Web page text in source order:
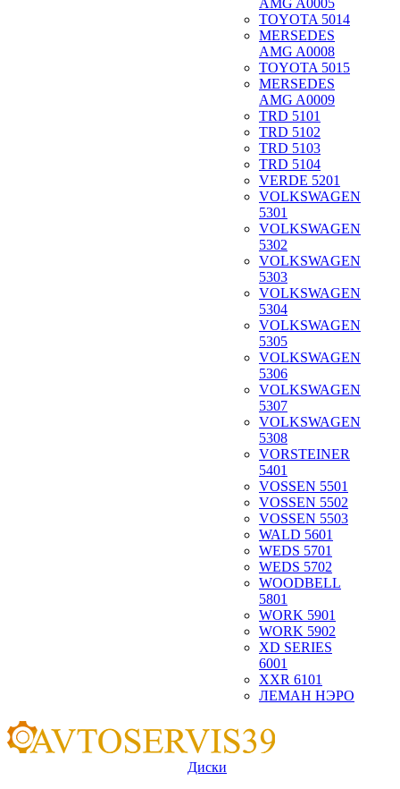
AMG A0005
TOYOTA 5014
MERSEDES
AMG A0008
TOYOTA 5015
MERSEDES
AMG A0009
TRD 5101
TRD 5102
TRD 5103
TRD 5104
VERDE 5201
VOLKSWAGEN
5301
VOLKSWAGEN
5302
VOLKSWAGEN
5303
VOLKSWAGEN
5304
VOLKSWAGEN
5305
VOLKSWAGEN
5306
VOLKSWAGEN
5307
VOLKSWAGEN
5308
VORSTEINER
5401
VOSSEN 5501
VOSSEN 5502
VOSSEN 5503
WALD 5601
WEDS 5701
WEDS 5702
WOODBELL
5801
WORK 5901
WORK 5902
XD SERIES
6001
XXR 6101
ЛЕМАН НЭРО
Диски